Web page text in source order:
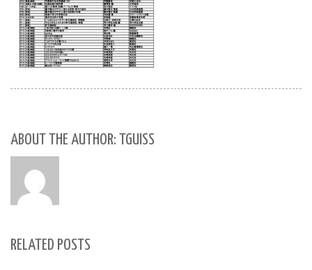
ABOUT THE AUTHOR: TGUISS
RELATED POSTS